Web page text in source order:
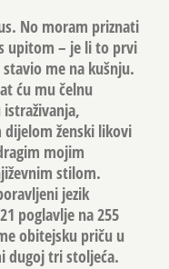
No moram priznati
upitom – je li to prvi
me na kušnju.
ću mu čelnu
ženski likovi
mojim
stilom.
jezik
poglavlje na 255
obitejsku priču u
dugoj tri stoljeća.